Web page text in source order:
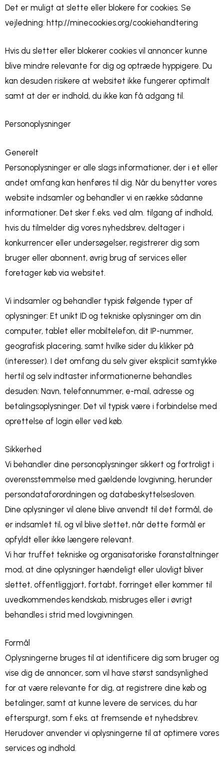
Det er muligt at slette eller blokere for cookies. Se
vejledning: http://minecookies.org/cookiehandtering
Hvis du sletter eller blokerer cookies vil annoncer kunne
blive mindre relevante for dig og optræde hyppigere. Du
kan desuden risikere at websitet ikke fungerer optimalt
samt at der er indhold, du ikke kan få adgang til.
Personoplysninger
Generelt
Personoplysninger er alle slags informationer, der i et eller
andet omfang kan henføres til dig. Når du benytter vores
website indsamler og behandler vi en række sådanne
informationer. Det sker f.eks. ved alm. tilgang af indhold,
hvis du tilmelder dig vores nyhedsbrev, deltager i
konkurrencer eller undersøgelser, registrerer dig som
bruger eller abonnent, øvrig brug af services eller
foretager køb via websitet.
Vi indsamler og behandler typisk følgende typer af
oplysninger: Et unikt ID og tekniske oplysninger om din
computer, tablet eller mobiltelefon, dit IP-nummer,
geografisk placering, samt hvilke sider du klikker på
(interesser). I det omfang du selv giver eksplicit samtykke
hertil og selv indtaster informationerne behandles
desuden: Navn, telefonnummer, e-mail, adresse og
betalingsoplysninger. Det vil typisk være i forbindelse med
oprettelse af login eller ved køb.
Sikkerhed
Vi behandler dine personoplysninger sikkert og fortroligt i
overensstemmelse med gældende lovgivning, herunder
persondataforordningen og databeskyttelsesloven.
Dine oplysninger vil alene blive anvendt til det formål, de
er indsamlet til, og vil blive slettet, når dette formål er
opfyldt eller ikke længere relevant.
Vi har truffet tekniske og organisatoriske foranstaltninger
mod, at dine oplysninger hændeligt eller ulovligt bliver
slettet, offentliggjort, fortabt, forringet eller kommer til
uvedkommendes kendskab, misbruges eller i øvrigt
behandles i strid med lovgivningen.
Formål
Oplysningerne bruges til at identificere dig som bruger og
vise dig de annoncer, som vil have størst sandsynlighed
for at være relevante for dig, at registrere dine køb og
betalinger, samt at kunne levere de services, du har
efterspurgt, som f.eks. at fremsende et nyhedsbrev.
Herudover anvender vi oplysningerne til at optimere vores
services og indhold.